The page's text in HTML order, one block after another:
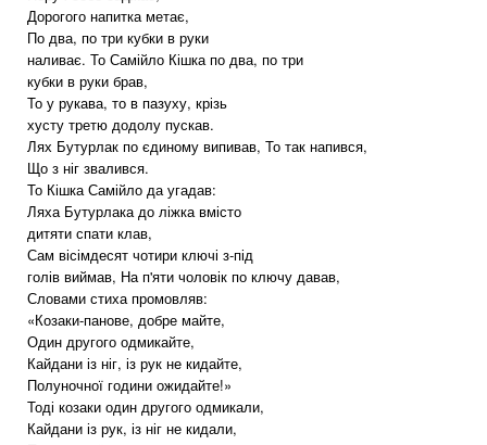
Дорогого напитка метає,
По два, по три кубки в руки
наливає. То Самійло Кішка по два, по три
кубки в руки брав,
То у рукава, то в пазуху, крізь
хусту третю додолу пускав.
Лях Бутурлак по єдиному випивав, То так напився,
Що з ніг звалився.
То Кішка Самійло да угадав:
Ляха Бутурлака до ліжка вмісто
дитяти спати клав,
Сам вісімдесят чотири ключі з-під
голів виймав, На п'яти чоловік по ключу давав,
Словами стиха промовляв:
«Козаки-панове, добре майте,
Один другого одмикайте,
Кайдани із ніг, із рук не кидайте,
Полуночної години ожидайте!»
Тоді козаки один другого одмикали,
Кайдани із рук, із ніг не кидали,